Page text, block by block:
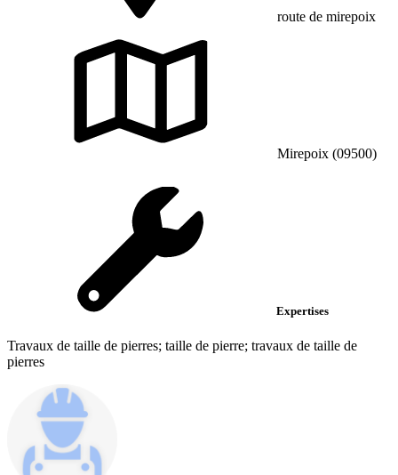
route de mirepoix
Mirepoix (09500)
Expertises
Travaux de taille de pierres; taille de pierre; travaux de taille de
pierres